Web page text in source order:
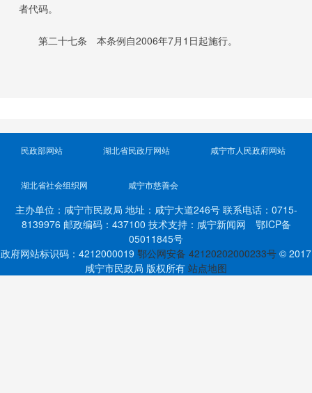
者代码。
第二十七条 本条例自2006年7月1日起施行。
民政部网站 湖北省民政厅网站 咸宁市人民政府网站
湖北省社会组织网 咸宁市慈善会
主办单位：咸宁市民政局 地址：咸宁大道246号 联系电话：0715-
8139976 邮政编码：437100 技术支持：咸宁新闻网 鄂ICP备
05011845号
政府网站标识码：4212000019 鄂公网安备 42120202000233号 © 2017
咸宁市民政局 版权所有 站点地图